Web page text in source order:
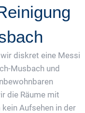
diskret eine Messi
Musbach und
die Räume mit
Aufsehen in der